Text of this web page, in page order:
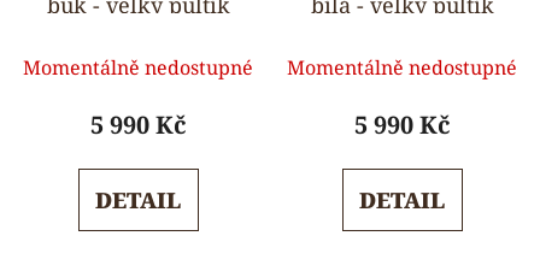
hodnocení
produktu
5,0
z
Momentálně nedostupné
5 990 Kč
DETAIL
hodnocení
produktu
5,0
z
Momentálně nedostupné
5 990 Kč
DETAIL